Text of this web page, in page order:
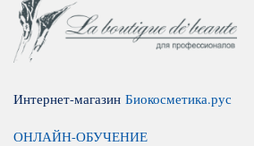
Интернет-магазин Биокосметика.рус
ОНЛАЙН-ОБУЧЕНИЕ